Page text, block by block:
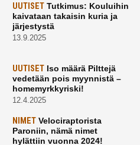
UUTISETTutkimus: Kouluihin
kaivataan takaisin kuria ja
järjestystä
13.9.2025
UUTISETIso määrä Pilttejä
vedetään pois myynnistä –
homemyrkkyriski!
12.4.2025
NIMETVelociraptorista
Paroniin, nämä nimet
hylättiin vuonna 2024!